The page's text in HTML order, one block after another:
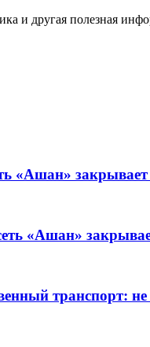
и другая полезная
«Ашан»
«Ашан»
транспорт: